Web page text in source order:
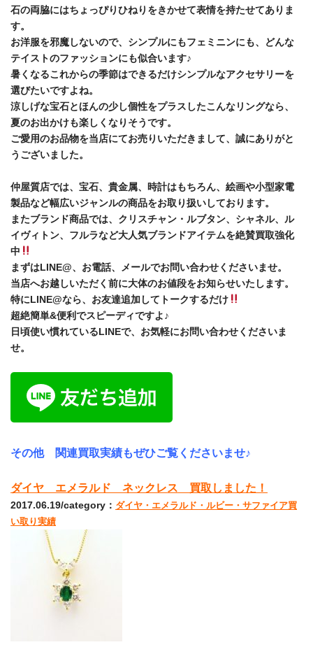
石の両脇にはちょっぴりひねりをきかせて表情を持たせてありま
す。
お洋服を邪魔しないので、シンプルにもフェミニンにも、どんな
テイストのファッションにも似合います♪
暑くなるこれからの季節はできるだけシンプルなアクセサリーを
選びたいですよね。
涼しげな宝石とほんの少し個性をプラスしたこんなリングなら、
夏のお出かけも楽しくなりそうです。
ご愛用のお品物を当店にてお売りいただきまして、誠にありがと
うございました。
仲屋質店では、宝石、貴金属、時計はもちろん、絵画や小型家電
製品など幅広いジャンルの商品をお取り扱いしております。
またブランド商品では、クリスチャン・ルブタン、シャネル、ル
イヴィトン、フルラなど大人気ブランドアイテムを絶賛買取強化
中
まずはLINE@、お電話、メールでお問い合わせくださいませ。
当店へお越しいただく前に大体のお値段をお知らせいたします。
特にLINE@なら、お友達追加してトークするだけ
超絶簡単&便利でスピーディですよ♪
日頃使い慣れているLINEで、お気軽にお問い合わせくださいま
せ。
その他 関連買取実績もぜひご覧くださいませ♪
ダイヤ エメラルド ネックレス 買取しました！
2017.06.19/category： ダイヤ・エメラルド・ルビー・サファイア買
い取り実績